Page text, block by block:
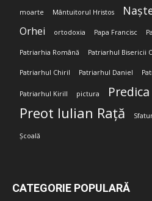
moarte Mântuitorul Hristos
Orhei ortodoxia Papa Francisc
Patriarhia Română Patriarhul Bisericii
Patriarhul Chiril Patriarhul Daniel
Patriarhul Kirill pictura Predica
Preot Iulian Rață
Școală
CATEGORIE POPULARĂ